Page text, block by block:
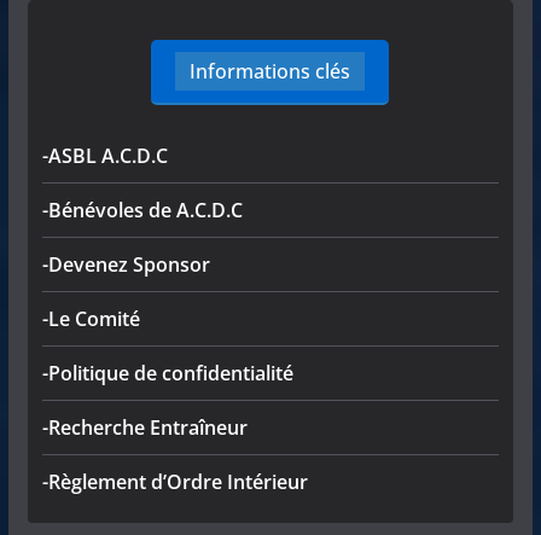
Informations clés
-ASBL A.C.D.C
-Bénévoles de A.C.D.C
-Devenez Sponsor
-Le Comité
-Politique de confidentialité
-Recherche Entraîneur
-Règlement d’Ordre Intérieur